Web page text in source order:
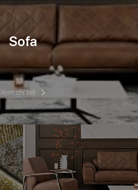
Sofa
Xem chi tiết